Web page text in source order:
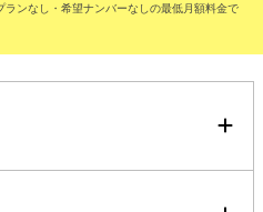
ンなし・希望ナンバーなしの最低月額料金で